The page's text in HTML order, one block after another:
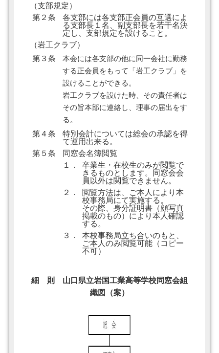
（支部規定）
第２条
各支部には各支部正会員の互選によ
る支部長１名、副支部長を若干名決
定し、支部規定を設けること。
（岩工クラブ）
第３条
本会には各支部の他に同一会社に勤務
する正会員をもって「岩工クラブ」を
設けることができる。
岩工クラブを設けた時、その責任者は
その旨本部に連絡し、理事の届出をす
る。
第４条
特別会計については総会の承認を得
て運用出来る。
第５条
同窓会名簿閲覧
１．
卒業生・在校生のみが閲覧で
きるものとします。同窓会会
員以外は閲覧できません。
２．
閲覧方法は、ご本人により本
校事務局にて実施する。
その際、身分証明書（顔写真
掲載のもの）により本人確認
する。
３．
本校事務局立ち合いのもと、
ご本人のみ閲覧可能（コピー
不可）
細 則 山口県立岩国工業高等学校同窓会組
織図（案）